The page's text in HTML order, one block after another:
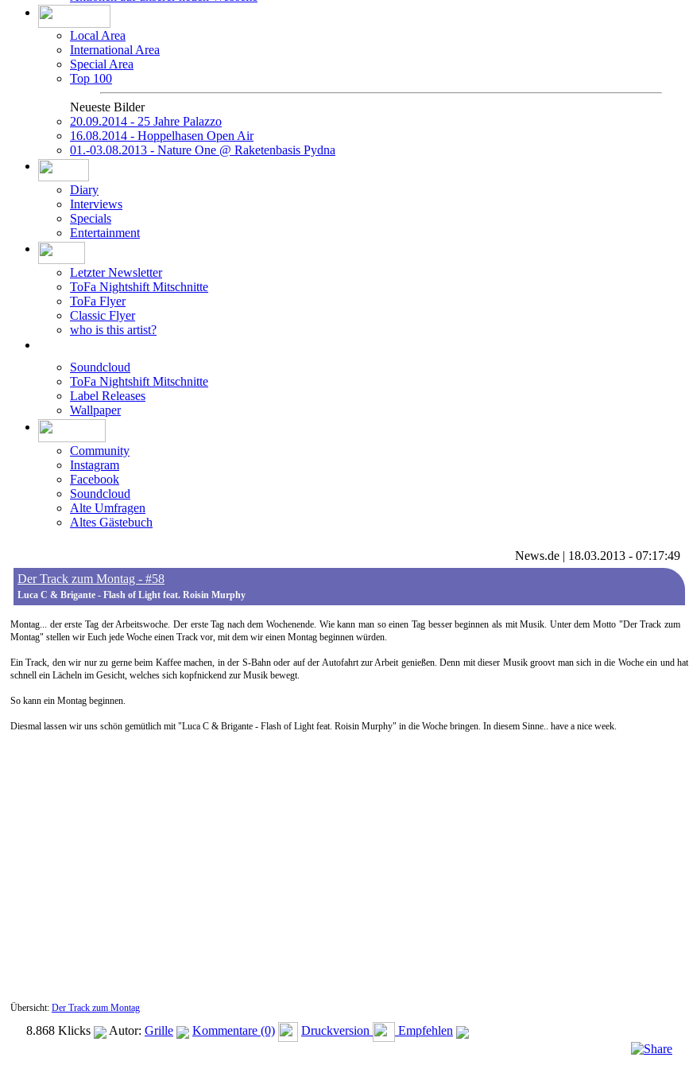
Local Area
International Area
Special Area
Top 100
Neueste Bilder
20.09.2014 - 25 Jahre Palazzo
16.08.2014 - Hoppelhasen Open Air
01.-03.08.2013 - Nature One @ Raketenbasis Pydna
Diary
Interviews
Specials
Entertainment
Letzter Newsletter
ToFa Nightshift Mitschnitte
ToFa Flyer
Classic Flyer
who is this artist?
Soundcloud
ToFa Nightshift Mitschnitte
Label Releases
Wallpaper
Community
Instagram
Facebook
Soundcloud
Alte Umfragen
Altes Gästebuch
News.de | 18.03.2013 - 07:17:49
Der Track zum Montag - #58
Luca C & Brigante - Flash of Light feat. Roisin Murphy
Montag... der erste Tag der Arbeitswoche. Der erste Tag nach dem Wochenende. Wie kann man so einen Tag besser beginnen als mit Musik. Unter dem Motto "Der Track zum
Montag" stellen wir Euch jede Woche einen Track vor, mit dem wir einen Montag beginnen würden.
Ein Track, den wir nur zu gerne beim Kaffee machen, in der S-Bahn oder auf der Autofahrt zur Arbeit genießen. Denn mit dieser Musik groovt man sich in die Woche ein und hat
schnell ein Lächeln im Gesicht, welches sich kopfnickend zur Musik bewegt.
So kann ein Montag beginnen.
Diesmal lassen wir uns schön gemütlich mit "Luca C & Brigante - Flash of Light feat. Roisin Murphy" in die Woche bringen. In diesem Sinne.. have a nice week.
Übersicht: Der Track zum Montag
8.868 Klicks Autor: Grille Kommentare (0) Druckversion Empfehlen